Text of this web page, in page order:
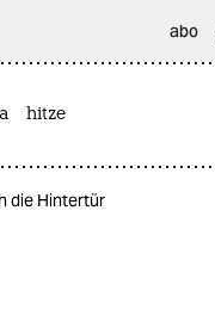
abo
hitze
die Hintertür